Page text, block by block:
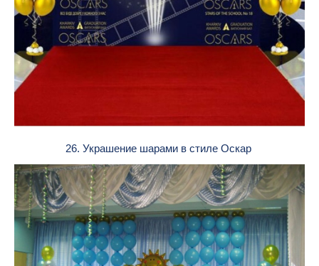
26. Украшение шарами в стиле Оскар